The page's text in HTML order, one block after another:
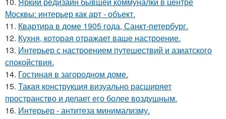
Москвы: интерьер как арт - объект.
11. Квартира в доме 1905 года, Санкт-петербург.
12. Кухня, которая отражает ваше настроение.
13. Интерьер с настроением путешествий и азиатского
спокойствия.
14. Гостиная в загородном доме.
15. Такая конструкция визуально расширяет
пространство и делает его более воздушным.
16. Интерьер - антитеза минимализму.